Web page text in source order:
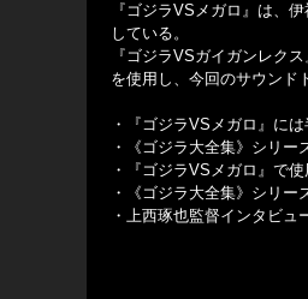
『ゴジラVSメガロ』は、
している。
『ゴジラVSガイガンレク
を使用し、今回のサウンド
・『ゴジラVSメガロ』に
・《ゴジラ大全集》シリ
・『ゴジラVSメガロ』で
・《ゴジラ大全集》シリ
・上西琢也監督インタビュ